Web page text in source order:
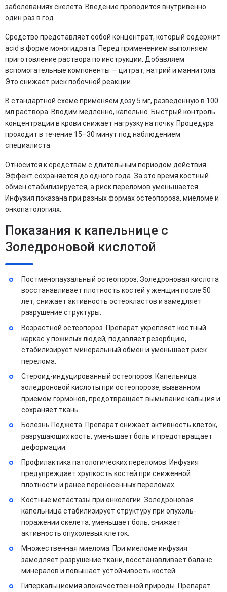
заболеваниях скелета. Введение проводится внутривенно
один раз в год.
Средство представляет собой концентрат, который содержит
acid в форме моногидрата. Перед применением выполняем
приготовление раствора по инструкции. Добавляем
вспомогательные компоненты — цитрат, натрий и маннитола.
Это снижает риск побочной реакции.
В стандартной схеме применяем дозу 5 мг, разведенную в 100
мл раствора. Вводим медленно, капельно. Быстрый контроль
концентрации в крови снижает нагрузку на почку. Процедура
проходит в течение 15–30 минут под наблюдением
специалиста.
Относится к средствам с длительным периодом действия.
Эффект сохраняется до одного года. За это время костный
обмен стабилизируется, а риск переломов уменьшается.
Инфузия показана при разных формах остеопороза, миеломе и
онкопатологиях.
Показания к капельнице с
Золедроновой кислотой
Постменопаузальный остеопороз. Золедроновая кислота
восстанавливает плотность костей у женщин после 50
лет, снижает активность остеокластов и замедляет
разрушение структуры.
Возрастной остеопороз. Препарат укрепляет костный
каркас у пожилых людей, подавляет резорбцию,
стабилизирует минеральный обмен и уменьшает риск
перелома.
Стероид-индуцированный остеопороз. Капельница
золедроновой кислоты при остеопорозе, вызванном
приемом гормонов, предотвращает вымывание кальция и
сохраняет ткань.
Болезнь Педжета. Препарат снижает активность клеток,
разрушающих кость, уменьшает боль и предотвращает
деформации.
Профилактика патологических переломов. Инфузия
предупреждает хрупкость костей при сниженной
плотности и ранее перенесенных переломах.
Костные метастазы при онкологии. Золедроновая
капельница стабилизирует структуру при опухоль-
поражении скелета, уменьшает боль, снижает
активность опухолевых клеток.
Множественная миелома. При миеломе инфузия
замедляет разрушение ткани, восстанавливает баланс
минералов и повышает устойчивость костей.
Гиперкальциемия злокачественной природы. Препарат